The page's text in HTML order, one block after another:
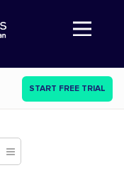
Abre a navegação
START FREE TRIAL